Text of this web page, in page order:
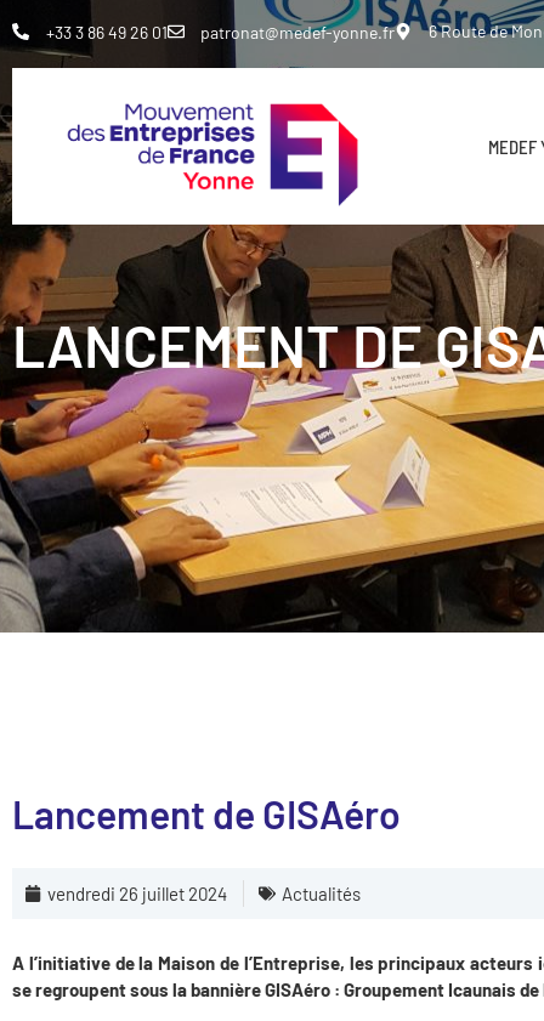
+33 3 86 49 26 01 patronat@medef-yonne.fr 6 Route de
MEDEF
LANCEMENT DE
Lancement de GISAéro
vendredi 26 juillet 2024 Actualités
A l’initiative de la Maison de l’Entreprise, les principaux
se regroupent sous la bannière GISAéro : Groupement Icaunais